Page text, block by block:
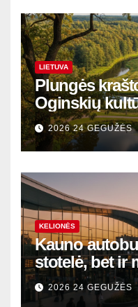
LIETUVA
Plungės
Oginskių
Žemaitijos
2026 24 GEGUŽĖS
KELIONĖS
Kauno
stotelė, bet ir
modernūs
sostinę
2026 24 GEGUŽĖS